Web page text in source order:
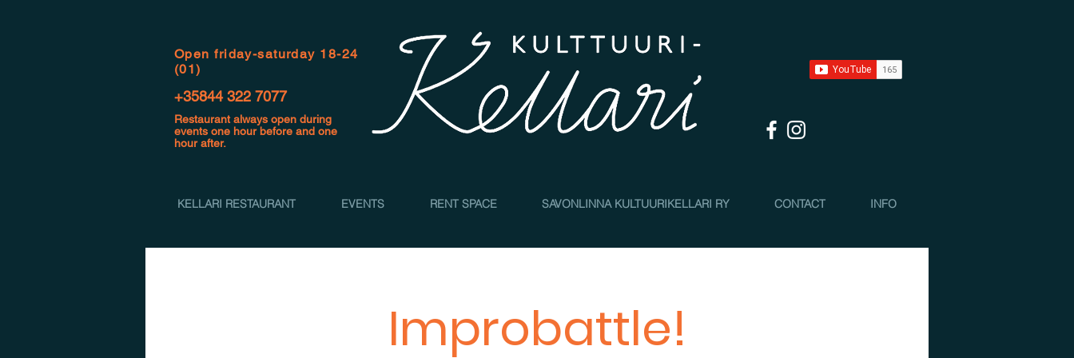
Open friday-saturday 18-24
(01)
+35844 322 7077
Restaurant always open during
events one hour before and one
hour after.
KELLARI RESTAURANT EVENTS RENT SPACE SAVONLINNA KULTUURIKELLARI RY CONTACT INFO
Improbattle!